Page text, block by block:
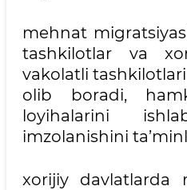
mehnat
tashkilotlar va
vakolatli
olib boradi,
loyihalarini
imzolanishini
xorijiy davlatlarda